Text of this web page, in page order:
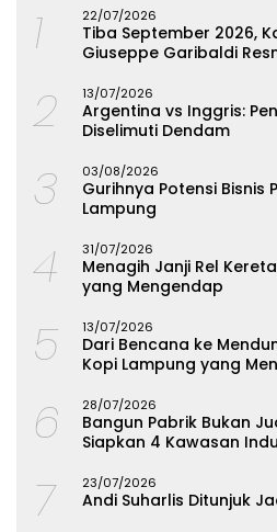
1 22/07/2026
Tiba September 2026,
Giuseppe Garibaldi
2 13/07/2026
Argentina vs Inggris:
Diselimuti Dendam
3 03/08/2026
Gurihnya Potensi Bisnis
Lampung
4 31/07/2026
Menagih Janji Rel
yang Mengendap
5 13/07/2026
Dari Bencana ke
Kopi Lampung yang
6 28/07/2026
Bangun Pabrik Bukan
Siapkan 4 Kawasan
7 23/07/2026
Andi Suharlis Ditunjuk